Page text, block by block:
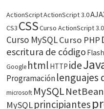
ActionScriptActionScript 3.0
CS3 CSSCurso ActionScript 3.0
Curso MySQLCurso PHP
escritura de código Flash
Google html HTTP ide
Programaciónlenguajes
microsoft MySQL
MySQLprincipiantes